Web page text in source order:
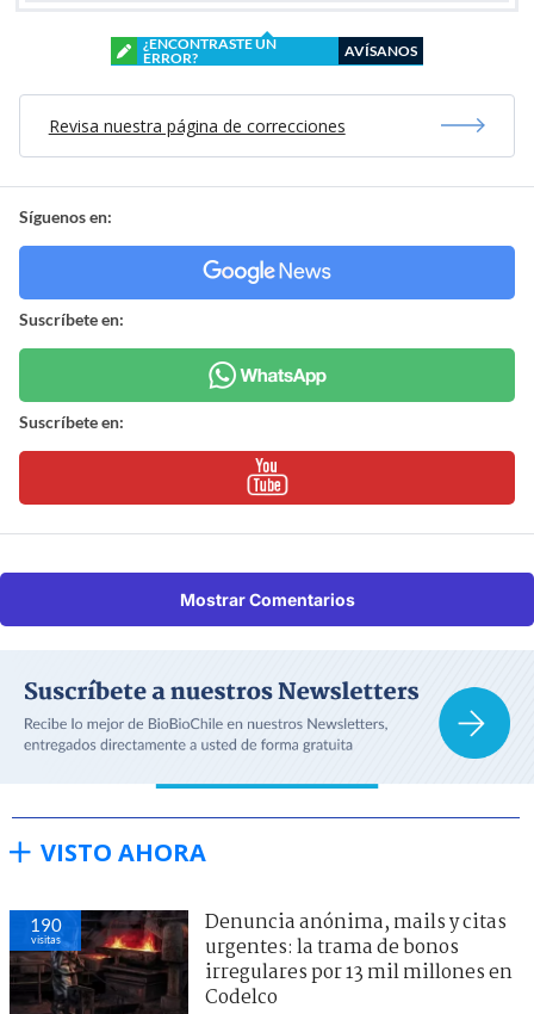
¿ENCONTRASTE UN
ERROR?
AVÍSANOS
Revisa nuestra página de correcciones
Síguenos en:
Suscríbete en:
Suscríbete en:
Mostrar Comentarios
VISTO AHORA
190
visitas
Denuncia anónima, mails y citas
urgentes: la trama de bonos
irregulares por 13 mil millones en
Codelco